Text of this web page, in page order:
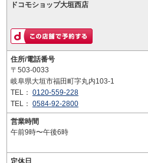
ドコモショップ大垣西店
住所/電話番号
〒503-0033
岐阜県大垣市福田町字丸内103-1
TEL： 0120-559-228
TEL： 0584-92-2800
営業時間
午前9時〜午後6時
定休日